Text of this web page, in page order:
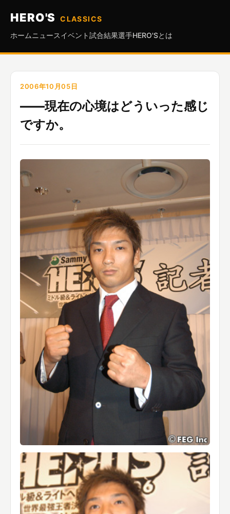
HERO'S
CLASSICS
ホーム ニュースイベント試合結果選手HERO'Sとは
2006年10月05日
――現在の心境はどういった感じ
ですか。